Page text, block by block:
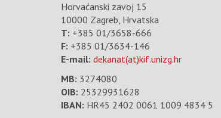
Horvaćanski zavoj 15
10000 Zagreb, Hrvatska
T: +385 01/3658-666
F: +385 01/3634-146
E-mail: dekanat(at)kif.unizg.hr
MB: 3274080
OIB: 25329931628
IBAN: HR45 2402 0061 1009 4834 5